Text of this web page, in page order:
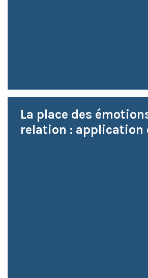
La place des
relation : application